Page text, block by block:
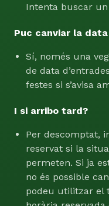
Intenta buscar
Puc canviar la
Sí, només una
de data
festes si s’avisa
I si arribo tard?
Per descomptat,
reservat si la
permeten. Si ja
no és possible
podeu utilitzar el